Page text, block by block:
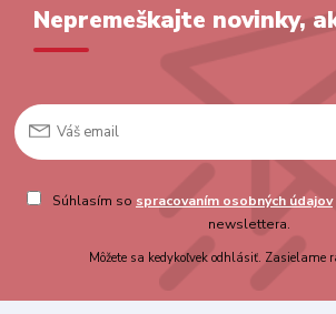
Nepremeškajte novinky,
Súhlasím so spracovaním osobných údajov
newslettera.
Môžete sa kedykoľvek odhlásiť. Zasielame